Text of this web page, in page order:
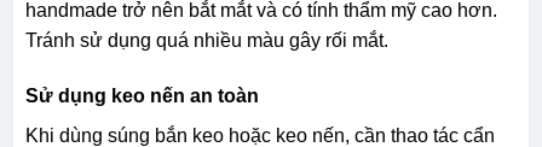
handmade trở nên bắt mắt và có tính thẩm mỹ cao hơn.
Tránh sử dụng quá nhiều màu gây rối mắt.
Sử dụng keo nến an toàn
Khi dùng súng bắn keo hoặc keo nến, cần thao tác cẩn